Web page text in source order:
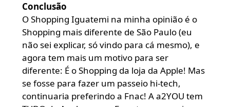
Conclusão
O Shopping Iguatemi na minha opinião é o
Shopping mais diferente de São Paulo (eu
não sei explicar, só vindo para cá mesmo), e
agora tem mais um motivo para ser
diferente: É o Shopping da loja da Apple! Mas
se fosse para fazer um passeio hi-tech,
continuaria preferindo a Fnac! A a2YOU tem